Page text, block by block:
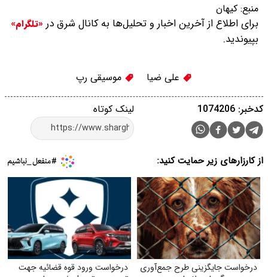
منبع: کیهان
برای اطلاع از آخرین اخبار و تحلیل‌ها به کانال شرق در «تلگرام»
بپیوندید.
علی ضیا موسیقی رپ
لینک کوتاه کدخبر: 1074206
از کارزارهای زیر حمایت کنید:
درخواست جایگزینی طرح جمع‌آوری
درخواست ورود قوه قضائیه جهت